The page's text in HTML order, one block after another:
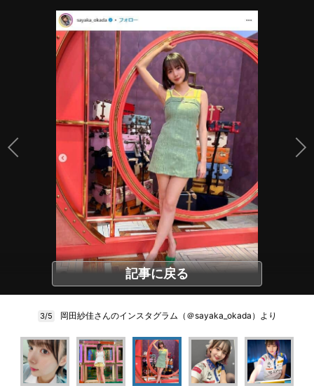
記事に戻る
3/5 岡田紗佳さんのインスタグラム（＠sayaka_okada）より